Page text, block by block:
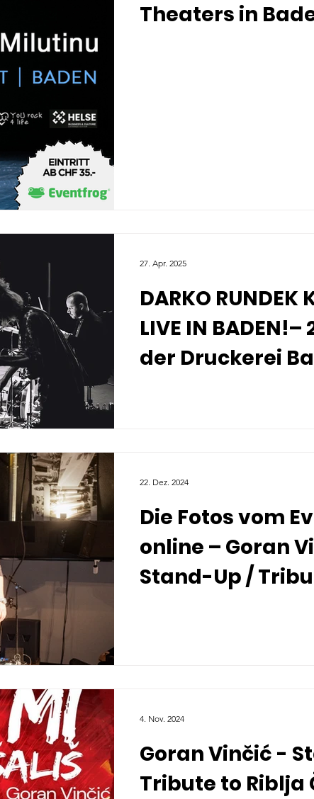
Theaters in
DARKO
LIVE IN BADEN!–
der Druckerei
27. Apr. 2025
Die Fotos vom
online – Goran
Stand-Up /
22. Dez. 2024
Goran Vinčić -
Tribute to Riblja
4. Nov. 2024